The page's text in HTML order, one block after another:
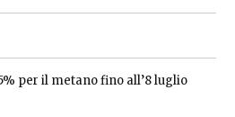
per il metano fino all’8 luglio